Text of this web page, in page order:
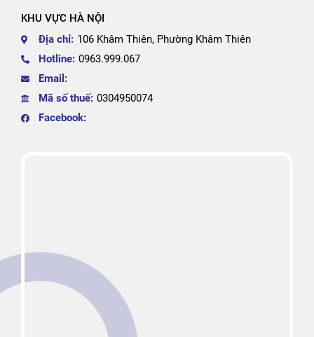
KHU VỰC HÀ NỘI
Địa chỉ: 106 Khâm Thiên, Phường Khâm Thiên
Hotline: 0963.999.067
Email:
Mã số thuế: 0304950074
Facebook: